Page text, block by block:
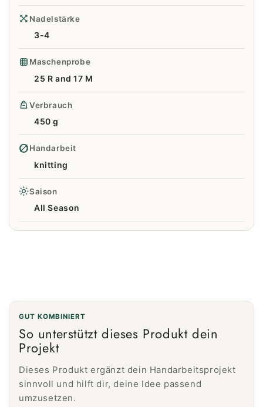
Nadelstärke
3-4
Maschenprobe
25 R and 17 M
Verbrauch
450 g
Handarbeit
knitting
Saison
All Season
GUT KOMBINIERT
So unterstützt dieses Produkt dein
Projekt
Dieses Produkt ergänzt dein Handarbeitsprojekt
sinnvoll und hilft dir, deine Idee passend
umzusetzen.